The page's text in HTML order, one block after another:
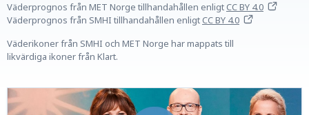
Väderprognos från MET Norge tillhandahållen enligtCC BY 4.0
Väderprognos från SMHI tillhandahållen enligtCC BY 4.0
Väderikoner från SMHI och MET Norge har mappats till
likvärdiga ikoner från Klart.